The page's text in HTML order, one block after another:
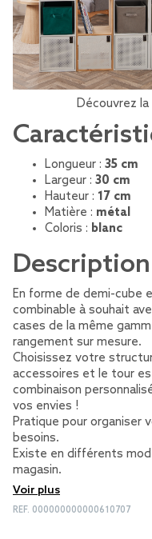
Découvrez
Longueur : 35 cm
Largeur : 30 cm
Hauteur : 17 cm
Matière : métal
Coloris : blanc
En forme de demi-cube
combinable à souhait
cases de la même
rangement sur mesure.
Choisissez votre
accessoires et le tour
combinaison
vos envies !
Pratique pour organiser
besoins.
Existe en différents
magasin.
Voir plus
REF. 000000000000610707